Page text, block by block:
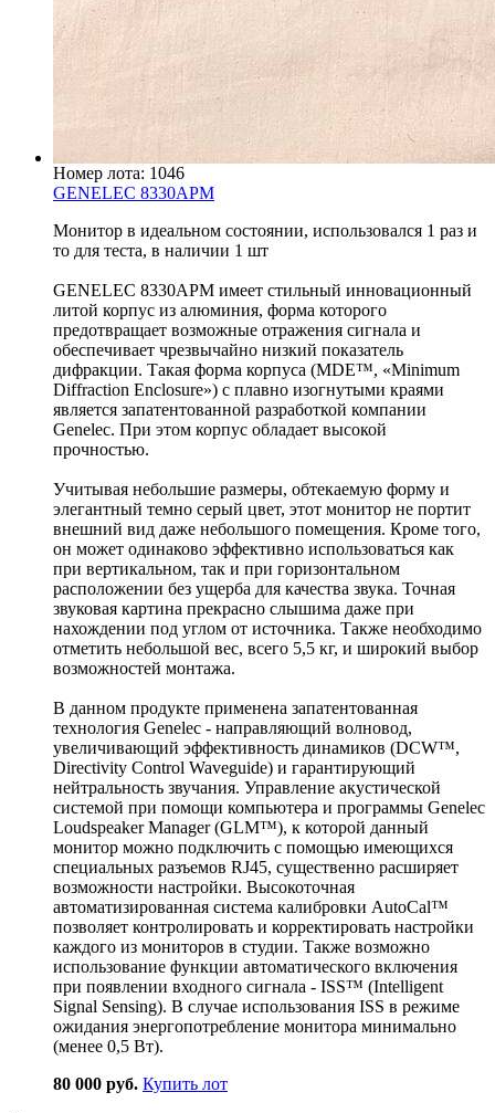
Номер лота: 1046
GENELEC 8330APM
Монитор в идеальном состоянии, использовался 1 раз и
то для теста, в наличии 1 шт
GENELEC 8330APM имеет стильный инновационный
литой корпус из алюминия, форма которого
предотвращает возможные отражения сигнала и
обеспечивает чрезвычайно низкий показатель
дифракции. Такая форма корпуса (MDE™, «Minimum
Diffraction Enclosure») с плавно изогнутыми краями
является запатентованной разработкой компании
Genelec. При этом корпус обладает высокой
прочностью.
Учитывая небольшие размеры, обтекаемую форму и
элегантный темно серый цвет, этот монитор не портит
внешний вид даже небольшого помещения. Кроме того,
он может одинаково эффективно использоваться как
при вертикальном, так и при горизонтальном
расположении без ущерба для качества звука. Точная
звуковая картина прекрасно слышима даже при
нахождении под углом от источника. Также необходимо
отметить небольшой вес, всего 5,5 кг, и широкий выбор
возможностей монтажа.
В данном продукте применена запатентованная
технология Genelec - направляющий волновод,
увеличивающий эффективность динамиков (DCW™,
Directivity Control Waveguide) и гарантирующий
нейтральность звучания. Управление акустической
системой при помощи компьютера и программы Genelec
Loudspeaker Manager (GLM™), к которой данный
монитор можно подключить с помощью имеющихся
специальных разъемов RJ45, существенно расширяет
возможности настройки. Высокоточная
автоматизированная система калибровки AutoCal™
позволяет контролировать и корректировать настройки
каждого из мониторов в студии. Также возможно
использование функции автоматического включения
при появлении входного сигнала - ISS™ (Intelligent
Signal Sensing). В случае использования ISS в режиме
ожидания энергопотребление монитора минимально
(менее 0,5 Вт).
80 000 руб. Купить лот